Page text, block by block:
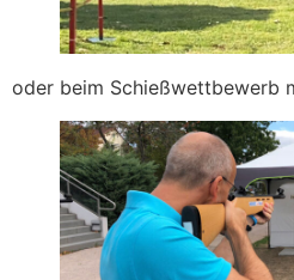
oder beim Schießwettbewerb